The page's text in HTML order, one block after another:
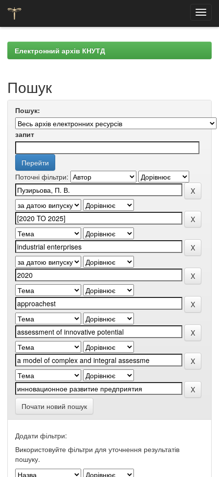
navigationЕлектронний архів КНУТД
Пошук
Пошук:
запит
Поточні фільтри:
Почати новий пошук
Додати фільтри:
Використовуйте фільтри для уточнення результатів
пошуку.